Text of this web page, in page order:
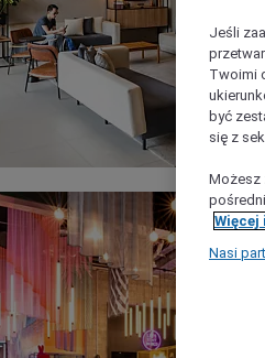
Jeśli
Twoimi
być
się z
Możesz
Nasi